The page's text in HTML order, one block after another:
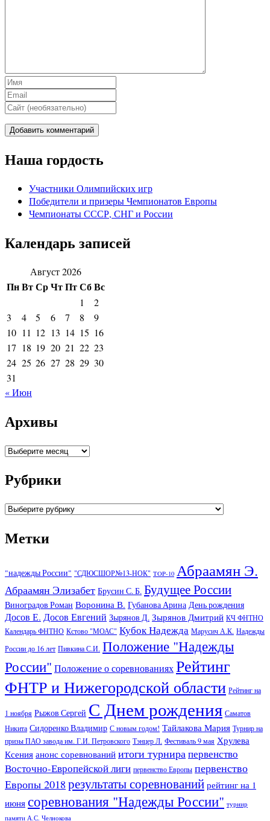
Наша гордость
Участники Олимпийских игр
Победители и призеры Чемпионатов Европы
Чемпионаты СССР, СНГ и Росcии
Календарь записей
Август 2026
ПнВтСрЧтПтСбВс
1
2
3
4 5 6 7 8
9
10 11 12 13 14 15 16
17 18 19 20 21 22 23
24 25 26 27 28 29 30
31
« Июн
Архивы
Архивы
Рубрики
Рубрики
Метки
"надежды России" "СДЮСШОР№13-НОК" TOP-10 Абраамян Э.
Абраамян Элизабет Брусин С. Б. Будущее России
Виноградов Роман Воронина В. Губанова Арина День рождения
Досов Е. Досов Евгений Зырянов Д. Зырянов Дмитрий КЧ ФНТНО
Календарь ФНТНО Кстово "МОАС" Кубок Надежда Марусич А.К. Надежды
России до 16 лет Пивкина С.И. Положение "Надежды
России" Положение о соревнованияхРейтинг
ФНТР и Нижегородской области Рейтинг на
1 ноября Рыжов Сергей С Днем рождения Саматов
Никита Сидоренко Владимир С новым годом! Тайлакова Мария Турнир на
призы ПАО завода им. Г.И. Петровского Тэнцер Л. Фестиваль 9 мая Хрулева
Ксения анонс соревнований итоги турнирапервенство
Восточно-Европейской лиги первенство Европы первенство
Европы 2018 результаты соревнований рейтинг на 1
июня соревнования "Надежды России" турнир
памяти А.С. Челнокова